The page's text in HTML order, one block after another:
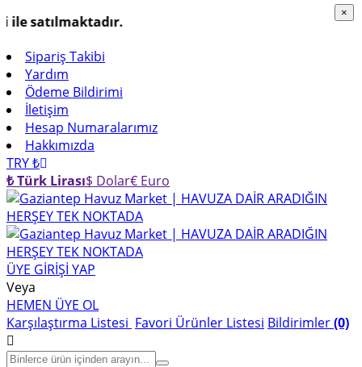
satılmaktadır.
Sipariş Takibi
Yardım
Ödeme Bildirimi
İletişim
Hesap Numaralarımız
Hakkımızda
TRY ₺
₺ Türk Lirası$ Dolar€ Euro
ÜYE GİRİŞİ YAP
Veya
HEMEN ÜYE OL
Karşılaştırma Listesi Favori Ürünler Listesi Bildirimler(0)
×
×